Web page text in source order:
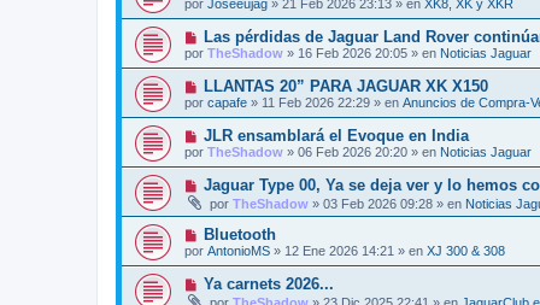
a
e
m
e
s
a
e
e
v
o
m
e
s
a
e
por Joseeujag » 21 Feb 2026 23:13 » en XK8, XK y XKR
N
u
e
v
o
m
e
n
s
a
e
Las pérdidas de Jaguar Land Rover
por TheShadow » 16 Feb 2026 20:05 » en Noticias Jaguar
N
u
e
o
m
e
n
s
a
e
LLANTAS 20” PARA JAGUAR XK X150
por capafe » 11 Feb 2026 22:29 » en Anuncios de Compra-
N
u
e
o
m
e
s
a
JLR ensamblará el Evoque en India
por TheShadow » 06 Feb 2026 20:20 » en Noticias Jaguar
N
e
v
o
m
e
n
s
Jaguar Type 00, Ya se deja ver y lo hemos
por TheShadow » 03 Feb 2026 09:28 » en Noticias
N
u
e
v
Bluetooth
por AntonioMS » 12 Ene 2026 14:21 » en XJ 300 & 308
NYa carnets 2026...